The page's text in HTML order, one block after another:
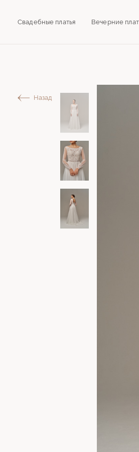
Свадебные платья Вечерние
Назад